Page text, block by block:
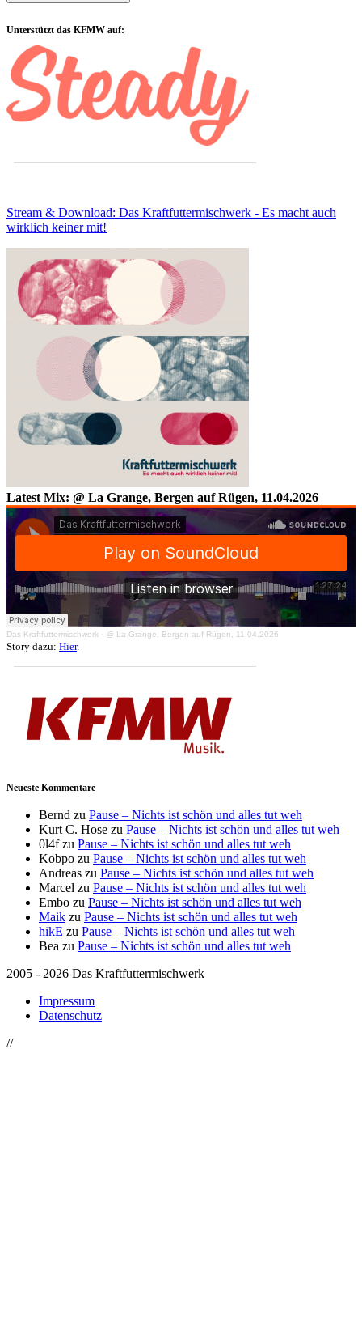
Sidebar
Unterstützt das KFMW auf:
Stream & Download: Das Kraftfuttermischwerk - Es macht auch
wirklich keiner mit!
Latest Mix: @ La Grange, Bergen auf Rügen, 11.04.2026
Das Kraftfuttermischwerk · @ La Grange, Bergen auf Rügen, 11.04.2026
Story dazu: Hier.
Neueste Kommentare
Bernd zu Pause – Nichts ist schön und alles tut weh
Kurt C. Hose zu Pause – Nichts ist schön und alles tut weh
0l4fzu Pause – Nichts ist schön und alles tut weh
Kobpo zu Pause – Nichts ist schön und alles tut weh
Andreas zu Pause – Nichts ist schön und alles tut weh
Marcel zu Pause – Nichts ist schön und alles tut weh
Embo zu Pause – Nichts ist schön und alles tut weh
Maik zu Pause – Nichts ist schön und alles tut weh
hikE zu Pause – Nichts ist schön und alles tut weh
Bea zu Pause – Nichts ist schön und alles tut weh
2005 - 2026 Das Kraftfuttermischwerk
Impressum
Datenschutz
//